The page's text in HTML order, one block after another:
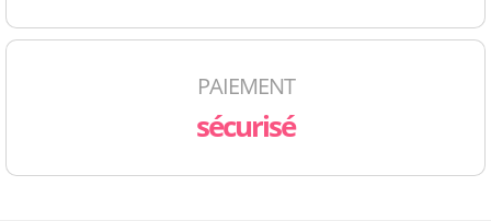
PAIEMENT
sécurisé